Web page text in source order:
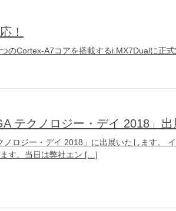
！
のCortex-A7コアを搭載するi.MX7Dualに正
テクノロジー・デイ 2018」出
ロジー・デイ 2018」に出展いたします。
ます。当日は弊社エン […]